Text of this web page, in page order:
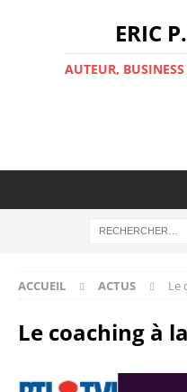
ERIC
AUTEUR,
ACCUEIL ACTUS Le
Le coaching à